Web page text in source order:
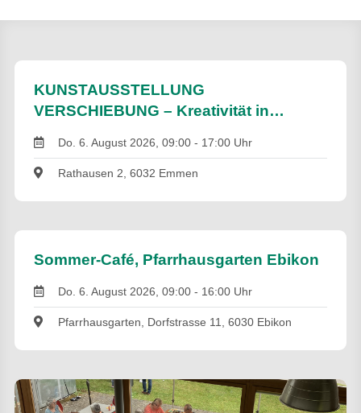
KUNSTAUSSTELLUNG
VERSCHIEBUNG – Kreativität in
Do. 6. August 2026, 09:00 - 17:00 Uhr
Rathausen 2, 6032 Emmen
Sommer-Café, Pfarrhausgarten Ebikon
Do. 6. August 2026, 09:00 - 16:00 Uhr
Pfarrhausgarten, Dorfstrasse 11, 6030 Ebikon